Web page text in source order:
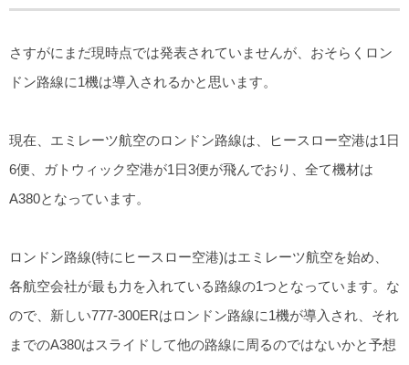
さすがにまだ現時点では発表されていませんが、おそらくロン
ドン路線に1機は導入されるかと思います。
現在、エミレーツ航空のロンドン路線は、ヒースロー空港は1日
6便、ガトウィック空港が1日3便が飛んでおり、全て機材は
A380となっています。
ロンドン路線(特にヒースロー空港)はエミレーツ航空を始め、
各航空会社が最も力を入れている路線の1つとなっています。な
ので、新しい777-300ERはロンドン路線に1機が導入され、それ
までのA380はスライドして他の路線に周るのではないかと予想